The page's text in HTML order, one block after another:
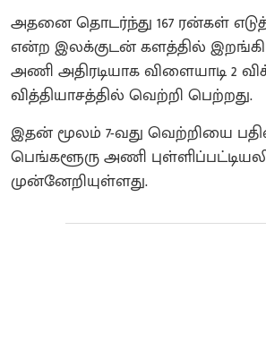
அதனை தொடர்ந்து 167 ரன்கள்
என்ற இலக்குடன் களத்தில்
அணி அதிரடியாக விளையாடி 2
வித்தியாசத்தில் வெற்றி பெற்றது.
இதன் மூலம் 7-வது வெற்றியை
பெங்களூரு அணி
முன்னேறியுள்ளது.